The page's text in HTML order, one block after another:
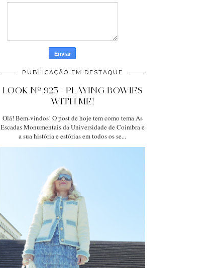
PUBLICAÇÃO EM DESTAQUE
LOOK Nº 925 - PLAYING BOWIES
WITH ME!
Olá! Bem-vindos! O post de hoje tem como tema As
Escadas Monumentais da Universidade de Coimbra e
a sua história e estórias em todos os se...